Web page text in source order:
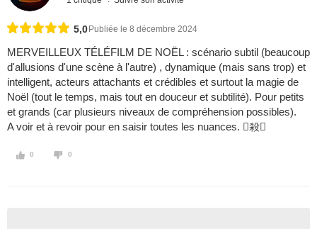
5,0 Publiée le 8 décembre 2024
MERVEILLEUX TÉLÉFILM DE NOËL : scénario subtil (beaucoup
d'allusions d'une scène à l'autre) , dynamique (mais sans trop) et
intelligent, acteurs attachants et crédibles et surtout la magie de
Noël (tout le temps, mais tout en douceur et subtilité). Pour petits
et grands (car plusieurs niveaux de compréhension possibles).
A voir et à revoir pour en saisir toutes les nuances. 殺
0 0